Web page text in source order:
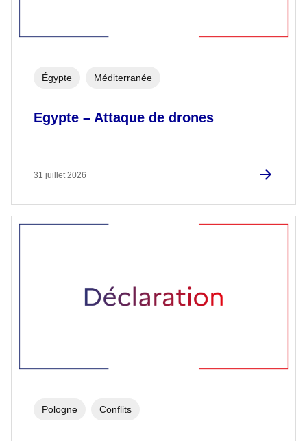
Egypte – Attaque de drones
Égypte Méditerranée
31 juillet 2026
Pologne Conflits